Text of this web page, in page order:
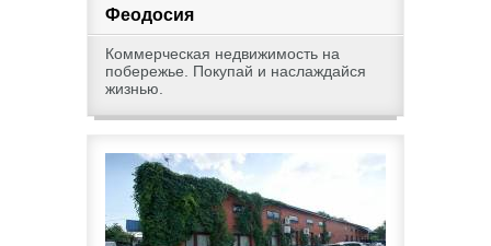
Феодосия
Коммерческая недвижимость на
побережье. Покупай и наслаждайся
жизнью.